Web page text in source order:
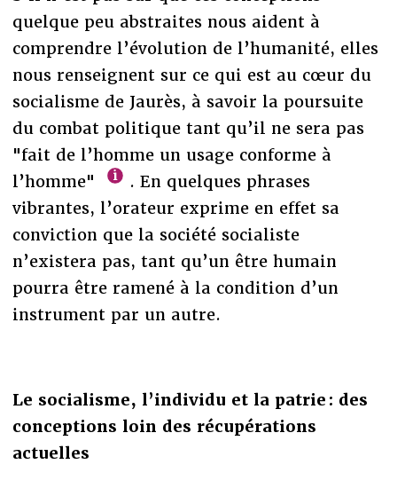
quelque peu abstraites nous aident à
comprendre l’évolution de l’humanité, elles
nous renseignent sur ce qui est au cœur du
socialisme de Jaurès, à savoir la poursuite
du combat politique tant qu’il ne sera pas
"fait de l’homme un usage conforme à
l’homme"
. En quelques phrases
vibrantes, l’orateur exprime en effet sa
conviction que la société socialiste
n’existera pas, tant qu’un être humain
pourra être ramené à la condition d’un
instrument par un autre.
Le socialisme, l’individu et la patrie : des
conceptions loin des récupérations
actuelles